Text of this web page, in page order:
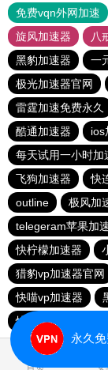
免费vqn外网加速
旋风加速器
八
黑豹加速器
一
极光加速器官网
雷霆加速免费永久
酷通加速器
ios
每天试用一小时加
飞狗加速器
快
outline
极风加
telegeram苹果加
快柠檬加速器
猎豹vp加速器官网
快喵vp加速器
快连加速器app
首页 安
永久